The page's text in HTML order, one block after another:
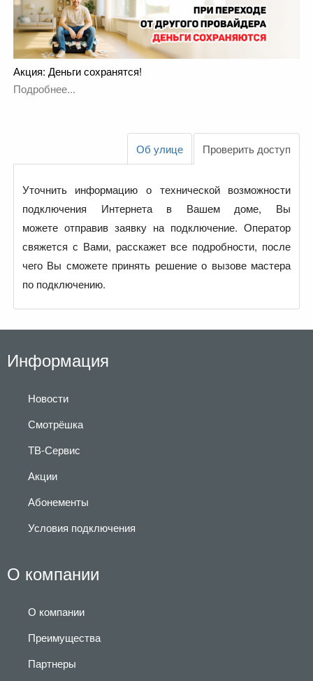
Акция: Деньги сохранятся!
Подробнее...
Проверить доступ
Об улице
Уточнить информацию о технической возможности
подключения Интернета в Вашем доме, Вы
можете отправив заявку на подключение. Оператор
свяжется с Вами, расскажет все подробности, после
чего Вы сможете принять решение о вызове мастера
по подключению.
Информация
Новости
Смотрёшка
ТВ-Сервис
Акции
Абонементы
Условия подключения
О компании
О компании
Преимущества
Партнеры